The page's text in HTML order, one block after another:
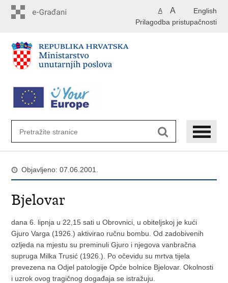
English
A A
Prilagodba pristupačnosti
Objavljeno: 07.06.2001.
Bjelovar
dana 6. lipnja u 22,15 sati u Obrovnici, u obiteljskoj je kući
Gjuro Varga (1926.) aktivirao ručnu bombu. Od zadobivenih
ozljeda na mjestu su preminuli Gjuro i njegova vanbračna
supruga Milka Trusić (1926.). Po očevidu su mrtva tijela
prevezena na Odjel patologije Opće bolnice Bjelovar. Okolnosti
i uzrok ovog tragičnog događaja se istražuju.